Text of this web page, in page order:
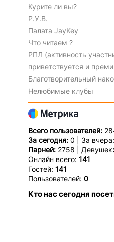
Курите ли вы?
Р.У.В.
Палата JayKey
Что читаем ?
РПЛ (активность
приветствуется и
Благотворительный
Нелюбимые клубы
Всего пользователей:
За сегодня: 0 | За
Парней: 2758 | Девушек:
Онлайн всего: 141
Гостей: 141
Пользователей: 0
Кто нас сегодня